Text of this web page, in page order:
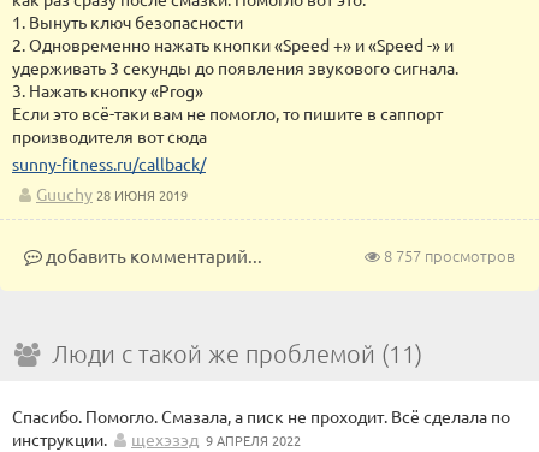
1. Вынуть ключ безопасности
2. Одновременно нажать кнопки «Speed +» и «Speed -» и
удерживать 3 секунды до появления звукового сигнала.
3. Нажать кнопку «Prog»
Если это всё-таки вам не помогло, то пишите в саппорт
производителя вот сюда
sunny-fitness.ru/callback/
Guuchy 28 ИЮНЯ 2019
8 757 просмотров
добавить комментарий...
Люди с такой же проблемой (11)
Спасибо. Помогло. Смазала, а писк не проходит. Всё сделала по
инструкции.
щехэзэд 9 АПРЕЛЯ 2022